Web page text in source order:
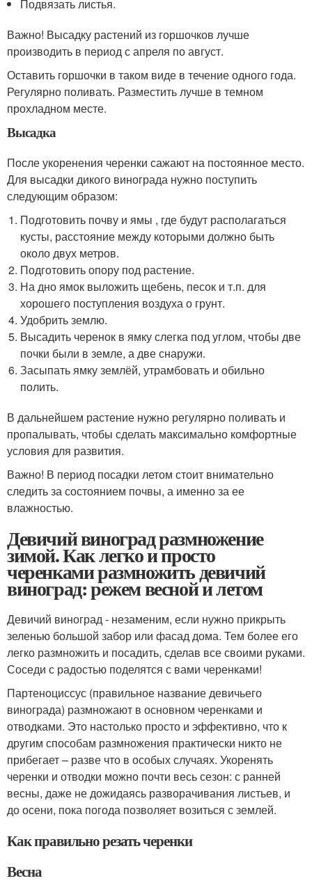
Подвязать листья.
Важно! Высадку растений из горшочков лучше
производить в период с апреля по август.
Оставить горшочки в таком виде в течение одного года.
Регулярно поливать. Разместить лучше в темном
прохладном месте.
Высадка
После укоренения черенки сажают на постоянное место.
Для высадки дикого винограда нужно поступить
следующим образом:
Подготовить почву и ямы , где будут располагаться
кусты, расстояние между которыми должно быть
около двух метров.
Подготовить опору под растение.
На дно ямок выложить щебень, песок и т.п. для
хорошего поступления воздуха о грунт.
Удобрить землю.
Высадить черенок в ямку слегка под углом, чтобы две
почки были в земле, а две снаружи.
Засыпать ямку землёй, утрамбовать и обильно
полить.
В дальнейшем растение нужно регулярно поливать и
пропалывать, чтобы сделать максимально комфортные
условия для развития.
Важно! В период посадки летом стоит внимательно
следить за состоянием почвы, а именно за ее
влажностью.
Девичий виноград размножение
зимой. Как легко и просто
черенками размножить девичий
виноград: режем весной и летом
Девичий виноград - незаменим, если нужно прикрыть
зеленью большой забор или фасад дома. Тем более его
легко размножить и посадить, сделав все своими руками.
Соседи с радостью поделятся с вами черенками!
Партеноциссус (правильное название девичьего
винограда) размножают в основном черенками и
отводками. Это настолько просто и эффективно, что к
другим способам размножения практически никто не
прибегает – разве что в особых случаях. Укоренять
черенки и отводки можно почти весь сезон: с ранней
весны, даже не дожидаясь разворачивания листьев, и
до осени, пока погода позволяет возиться с землей.
Как правильно резать черенки
Весна